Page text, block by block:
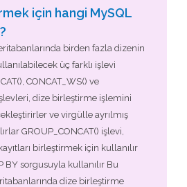
için hangi MySQL
birden fazla dizenin
üç farklı işlevi
CONCAT_WS() ve
dize birleştirme işlemini
ve virgülle ayrılmış
GROUP_CONCAT() işlevi,
birleştirmek için kullanılır
BY sorgusuyla kullanılır Bu
dize birleştirme